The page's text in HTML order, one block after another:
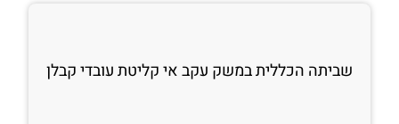
שביתה הכללית במשק עקב אי קליטת עובדי קבלן